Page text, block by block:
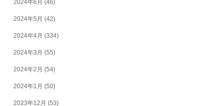
2024年6月 (46)
2024年5月 (42)
2024年4月 (334)
2024年3月 (55)
2024年2月 (54)
2024年1月 (50)
2023年12月 (53)